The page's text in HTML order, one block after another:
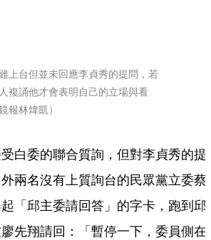
上台但並未回應李貞秀的提問，若
複誦他才會表明自己的立場與看
報林煒凱）
白委的聯合質詢，但對李貞秀的提
兩名沒有上質詢台的民眾黨立委蔡
「邱主委請回答」的字卡，跑到邱
先翔請回：「暫停一下，委員側在